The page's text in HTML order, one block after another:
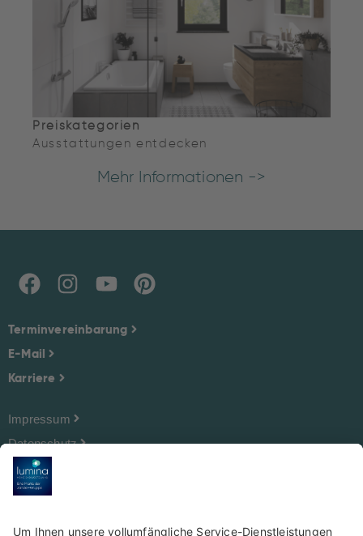
Preiskategorien
Ausstattungen entdecken
Mehr Informationen ->
Terminvereinbarung
E-Mail
Karriere
Impressum
Datenschutz
Cookie-Einstellungen